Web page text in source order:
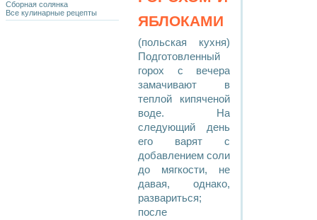
яблоками
(польская кухня)
Подготовленный
горох с вечера
замачивают в
теплой кипяченой
воде. На
следующий день
его варят с
добавлением соли
до мягкости, не
давая, однако,
развариться;
после
Сборная солянка
Все кулинарные рецепты